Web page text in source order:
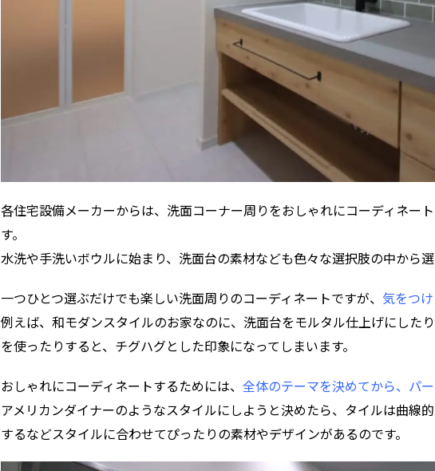
各住宅設備メーカーからは、洗面コーナー周りをおしゃれにコーディネー
す。
水洗や手洗いボウルに始まり、洗面台の素材なども色々な選択肢の中から選
一つひとつ選ぶだけでも楽しい洗面周りのコーディネートですが、 気をつ
例えば、和モダンスタイルのお家なのに、洗面台をモルタル仕上げにした
を使ったりすると、チグハグとした印象になってしまいます。
おしゃれにコーディネートするためには、 全体のテーマを決めてから、パ
アメリカンダイナーのようなスタイルにしようと決めたら、タイルは曲線
するなどスタイルに合わせてぴったりの素材やデザインがあるのです。